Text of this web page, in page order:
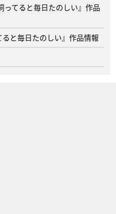
ってると毎日たのしい』作品
と毎日たのしい』作品情報